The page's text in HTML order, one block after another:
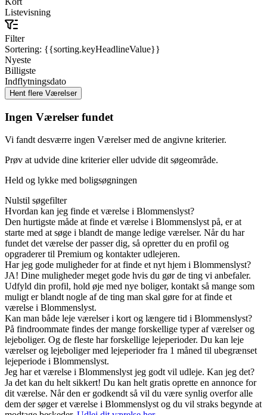
Listevisning
Filter
Sortering: {{sorting.keyHeadlineValue}}
Nyeste
Billigste
Indflytningsdato
Ingen Værelser fundet
Vi fandt desværre ingen Værelser med de angivne kriterier.
Prøv at udvide dine kriterier eller udvide dit søgeområde.
Held og lykke med boligsøgningen
Nulstil søgefilter
Hvordan kan jeg finde et værelse i Blommenslyst?
Den hurtigste måde at finde et værelse i Blommenslyst på, er at
starte med at søge i blandt de mange ledige værelser. Når du har
fundet det værelse der passer dig, så opretter du en profil og
opgraderer til Premium og kontakter udlejeren.
Har jeg gode muligheder for at finde et nyt hjem i Blommenslyst?
JA! Dine muligheder meget gode hvis du gør de ting vi anbefaler.
Udfyld din profil, hold øje med nye boliger, kontakt så mange som
muligt er blandt nogle af de ting man skal gøre for at finde et
værelse i Blommenslyst.
Kan man både leje værelser i kort og længere tid i Blommenslyst?
På findroommate findes der mange forskellige typer af værelser og
lejeboliger. Og de fleste har forskellige lejeperioder. Du kan leje
værelser og lejeboliger med lejeperioder fra 1 måned til ubegrænset
lejeperiode i Blommenslyst.
Jeg har et værelse i Blommenslyst jeg godt vil udleje. Kan jeg det?
Ja det kan du helt sikkert! Du kan helt gratis oprette en annonce for
dit værelse. Når den er godkendt så vil du være synlig overfor alle
dem der søger et værelse i Blommenslyst og du vil straks begynde at